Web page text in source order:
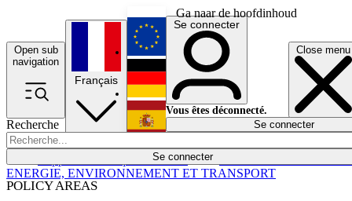
Ga naar de hoofdinhoud
Open sub
navigation
Close menu
Recherche
Se connecter
POLICY AREAS
Économie
Français
English
Deutsch
Español
Se connecter
Vous êtes déconnecté.
Se connecter
ENERGIE, ENVIRONNEMENT ET TRANSPORT